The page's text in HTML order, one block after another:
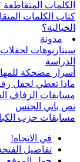
الكلمات
كتاب الكلمات
الخيالية؟
مدونة
سيناريوهات لحفلات
الدراسة
أسرار مضحكة
ماذا تعطي لحفل
مسابقات الزفاف
نص باتي الجنس
مسابقات حزب
في الاتجاه!
تفاصيل